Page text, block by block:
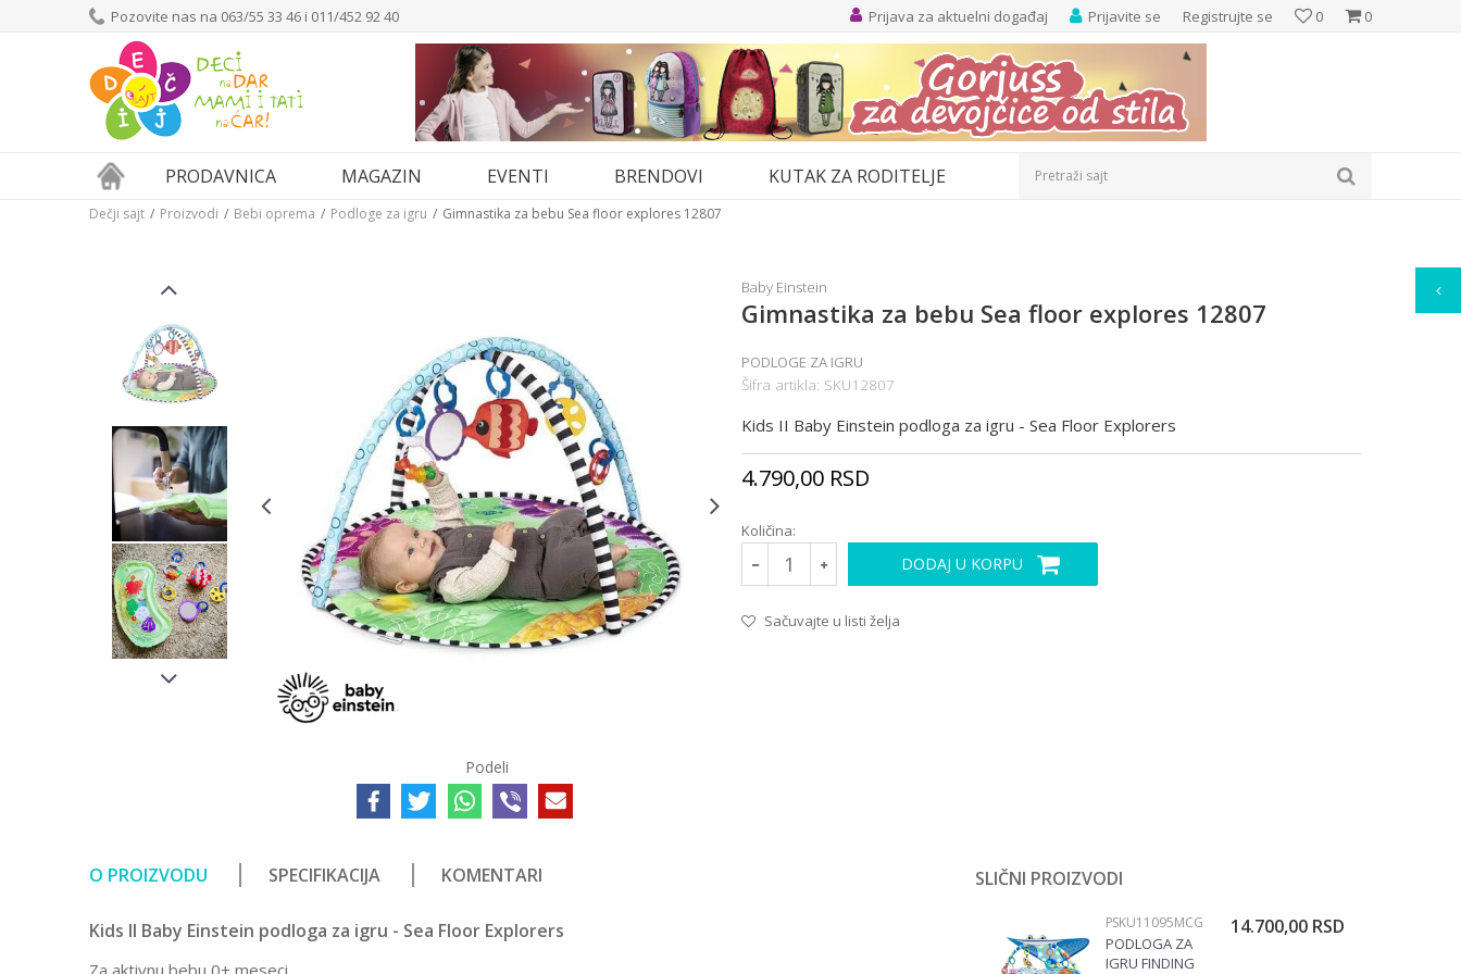
Pozovite nas na 063/55 33 46 i 011/452 92 40 0
0
Prijavite se Registrujte se
Prijava za aktuelni događaj
PRODAVNICA MAGAZIN EVENTI BRENDOVI KUTAK ZA RODITELJE Pretraži sajt
Dečji sajt Proizvodi Bebi oprema Podloge za igru Gimnastika za bebu Sea floor explores 12807
Podeli
Baby Einstein
Gimnastika za bebu Sea floor explores 12807
PODLOGE ZA IGRU
Šifra artikla: SKU12807
Kids II Baby Einstein podloga za igru - Sea Floor Explorers
4.790,00 RSD
Količina:
DODAJ U KORPU
Sačuvajte u listi želja
O PROIZVODU SPECIFIKACIJA KOMENTARI
Kids II Baby Einstein podloga za igru - Sea Floor Explorers
Za aktivnu bebu 0+ meseci
SLIČNI PROIZVODI
PODLOGE ZA IGRU
SKU11095MCG
PODLOGA ZA
IGRU FINDING
14.700,00 RSD